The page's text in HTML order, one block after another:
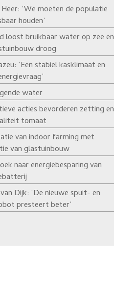
‘We moeten de populatie
houden’
loost bruikbaar water op zee en
droog
‘Een stabiel kasklimaat en
water
acties bevorderen zetting en
tomaat
van indoor farming met
van glastuinbouw
naar energiebesparing van
Dijk: ‘De nieuwe spuit- en
presteert beter’